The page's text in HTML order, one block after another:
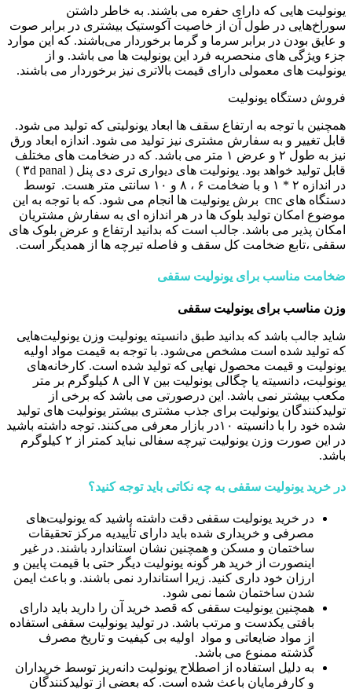
یونولیت هایی که دارای حفره می باشند. به خاطر داشتن
سوراخ‌هایی در طول آن از خاصیت آکوستیک بیشتری در برابر صوت
و عایق بودن در برابر سرما و گرما برخوردار می‌باشند. که این موارد
جزء ویژگی های منحصربه فرد این یونولیت ها می باشد. و از
یونولیت های معمولی دارای قیمت بالاتری نیز برخوردار می باشند.
فروش دستگاه یونولیت
همچنین با توجه به ارتفاع سقف ها ابعاد یونولیتی که تولید می شود.
قابل تغییر و به سفارش مشتری نیز تولید می شود. اندازه ابعاد ورق
نیز به طول ۲ و عرض ۱ متر می باشد. که در ضخامت های مختلف
قابل تولید خواهد بود. یونولیت های دیواری تری دی پنل ( ۳d panal )
در اندازه ۲ * ۱ و با ضخامت ۶ ، ۸ و ۱۰ سانتی متر هست. توسط
دستگاه های cnc برش یونولیت ها انجام می شود. که با توجه به این
موضوع امکان تولید بلوک ها در هر اندازه ای به سفارش مشتریان
امکان پذیر می باشد. جالب است که بدانید ارتفاع و عرض بلوک های
سقفی ،تابع ضخامت کل سقف و فاصله تیرچه ها از همدیگر است.
ضخامت مناسب برای یونولیت سقفی
وزن مناسب برای یونولیت سقفی
شاید جالب باشد که بدانید طبق دانسیته یونولیت وزن یونولیت‌هایی
که تولید شده است مشخص می‌شود. با توجه به قیمت مواد اولیه
یونولیت و قیمت محصول نهایی که تولید شده است. کارخانه‌های
یونولیت، دانسیته یا چگالی یونولیت بین ۷ الی ۸ کیلوگرم بر متر
مکعب بیشتر نمی باشد. این درصورتی‌ می باشد که برخی از
تولیدکنندگان یونولیت برای جذب مشتری بیشتر یونولیت های تولید
شده خود را با دانسیته ۱۰در بازار معرفی می‌کنند. توجه داشته باشید
در این صورت وزن یونولیت تیرچه سفالی نباید کمتر از ۲ کیلوگرم
باشد.
در خرید یونولیت سقفی به چه نکاتی باید توجه کنید؟
در خرید یونولیت سقفی دقت داشته باشید که یونولیت‌های
مصرفی و خریداری شده باید دارای تأییدیه مرکز تحقیقات
ساختمان و مسکن و همچنین نشان استاندارد باشند. در غیر
اینصورت از خرید هر گونه یونولیت دیگر حتی با قیمت پایین و
ارزان خود داری کنید. زیرا استاندارد نمی باشند. و باعث ایمن
شدن ساختمان شما نمی شود.
همچنین یونولیت سقفی که قصد خرید آن را دارید باید دارای
بافتی یکدست و مرتب باشد. در تولید یونولیت سقفی استفاده
از مواد ضایعاتی و مواد اولیه بی کیفیت و تاریخ مصرف
گذشته ممنوع می باشد.
به دلیل استفاده از اصطلاح یونولیت دانه‌ریز توسط خریداران
و کارفرمایان باعث شده است. که بعضی از تولیدکنندگان